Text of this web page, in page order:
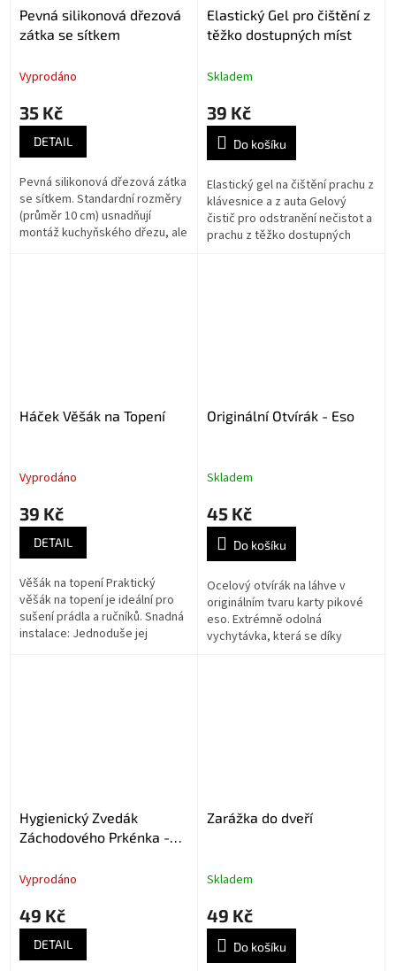
Pevná silikonová dřezová
zátka se sítkem
Vyprodáno
35 Kč
DETAIL
Pevná silikonová dřezová zátka
se sítkem. Standardní rozměry
(průměr 10 cm) usnadňují
montáž kuchyňského dřezu, ale
Elastický Gel pro čištění z
těžko dostupných míst
Skladem
39 Kč
Do košíku
Elastický gel na čištění prachu z
klávesnice a z auta Gelový
čistič pro odstranění nečistot a
prachu z těžko dostupných
Háček Věšák na Topení
Vyprodáno
39 Kč
DETAIL
Věšák na topení Praktický
věšák na topení je ideální pro
sušení prádla a ručníků. Snadná
instalace: Jednoduše jej
Originální Otvírák - Eso
Skladem
45 Kč
Do košíku
Ocelový otvírák na láhve v
originálním tvaru karty pikové
eso. Extrémně odolná
vychytávka, která se díky
Hygienický Zvedák
Záchodového Prkénka -
Vyprodáno
49 Kč
DETAIL
Zarážka do dveří
Skladem
49 Kč
Do košíku